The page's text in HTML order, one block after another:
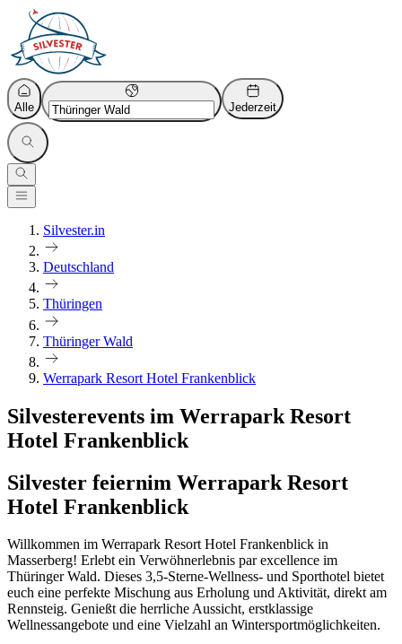
Alle Jederzeit
Silvester.in
Deutschland
Thüringen
Thüringer Wald
Werrapark Resort Hotel Frankenblick
Silvesterevents im Werrapark Resort
Hotel Frankenblick
Silvester feiernim Werrapark Resort
Hotel Frankenblick
Willkommen im Werrapark Resort Hotel Frankenblick in
Masserberg! Erlebt ein Verwöhnerlebnis par excellence im
Thüringer Wald. Dieses 3,5-Sterne-Wellness- und Sporthotel bietet
euch eine perfekte Mischung aus Erholung und Aktivität, direkt am
Rennsteig. Genießt die herrliche Aussicht, erstklassige
Wellnessangebote und eine Vielzahl an Wintersportmöglichkeiten.